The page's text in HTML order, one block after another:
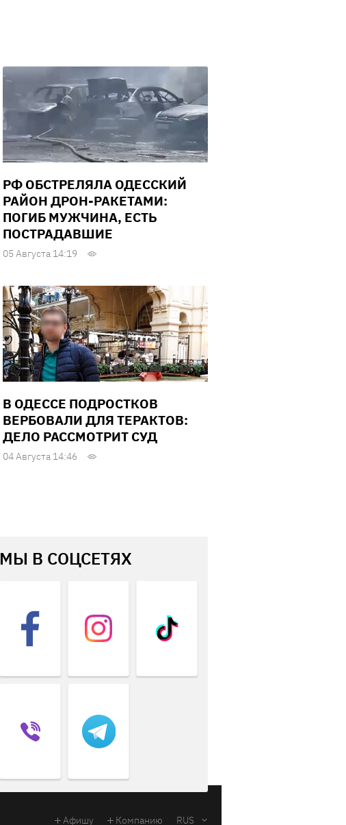
РФ ОБСТРЕЛЯЛА ОДЕССКИЙ
РАЙОН ДРОН-РАКЕТАМИ:
ПОГИБ МУЖЧИНА, ЕСТЬ
ПОСТРАДАВШИЕ
05 Августа 14:19
В ОДЕССЕ ПОДРОСТКОВ
ВЕРБОВАЛИ ДЛЯ ТЕРАКТОВ:
ДЕЛО РАССМОТРИТ СУД
04 Августа 14:46
МЫ В СОЦСЕТЯХ
Афишу Компанию RUS